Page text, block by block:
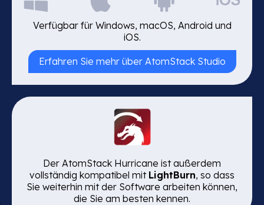
Verfügbar für Windows, macOS, Android und
iOS.
Erfahren Sie mehr über AtomStack Studio
Der AtomStack Hurricane ist außerdem
vollständig kompatibel mit LightBurn, so dass
Sie weiterhin mit der Software arbeiten können,
die Sie am besten kennen.